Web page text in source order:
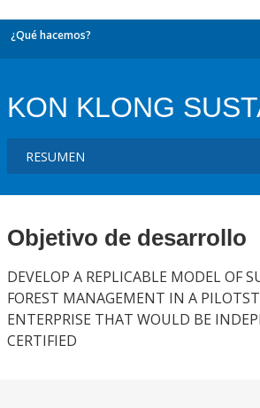
¿Qué hacemos?
KON KLONG
Objetivo de desarrollo
DEVELOP A REPLICABLE MODEL OF
FOREST MANAGEMENT IN A
ENTERPRISE THAT WOULD BE
CERTIFIED